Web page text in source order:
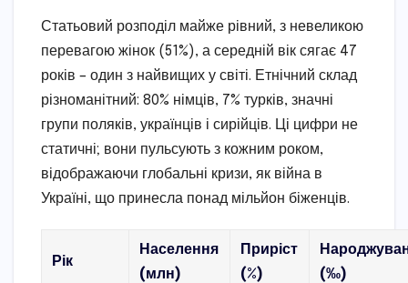
Статьовий розподіл майже рівний, з невеликою
перевагою жінок (51%), а середній вік сягає 47
років – один з найвищих у світі. Етнічний склад
різноманітний: 80% німців, 7% турків, значні
групи поляків, українців і сирійців. Ці цифри не
статичні; вони пульсують з кожним роком,
відображаючи глобальні кризи, як війна в
Україні, що принесла понад мільйон біженців.
Рік
Населення
(млн)
Приріст
(%)
(‰)